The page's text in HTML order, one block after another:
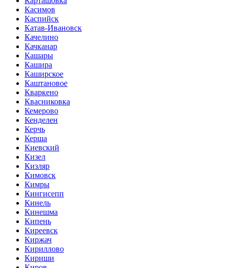
Касимов
Каспийск
Катав-Ивановск
Качелино
Качканар
Кашары
Кашира
Каширское
Каштановое
Кваркено
Квасниковка
Кемерово
Кенделен
Керчь
Керша
Киевский
Кизел
Кизляр
Кимовск
Кимры
Кингисепп
Кинель
Кинешма
Кипень
Киреевск
Киржач
Кириллово
Кириши